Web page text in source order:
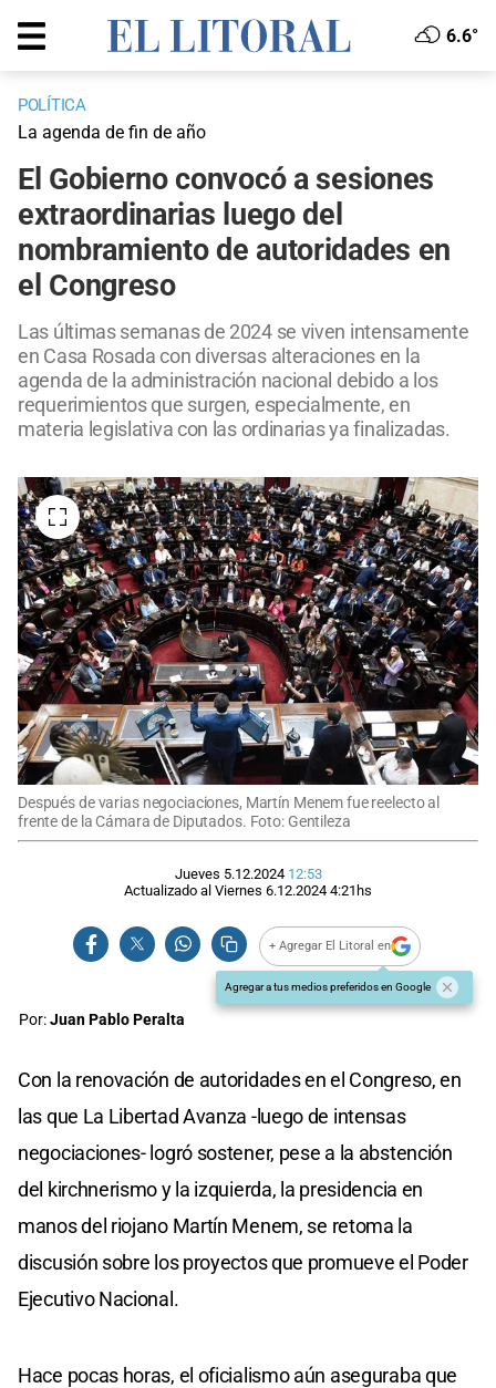
6.6°
POLÍTICA
La agenda de fin de año
El Gobierno convocó a sesiones
extraordinarias luego del
nombramiento de autoridades en
el Congreso
Las últimas semanas de 2024 se viven intensamente
en Casa Rosada con diversas alteraciones en la
agenda de la administración nacional debido a los
requerimientos que surgen, especialmente, en
materia legislativa con las ordinarias ya finalizadas.
Después de varias negociaciones, Martín Menem fue reelecto al
frente de la Cámara de Diputados. Foto: Gentileza
Jueves 5.12.2024 12:53
Actualizado al Viernes 6.12.2024 4:21hs
+ Agregar El Litoral en
Agregar a tus medios preferidos en Google
Por:Juan Pablo Peralta
Con la renovación de autoridades en el Congreso, en
las que La Libertad Avanza -luego de intensas
negociaciones- logró sostener, pese a la abstención
del kirchnerismo y la izquierda, la presidencia en
manos del riojano Martín Menem, se retoma la
discusión sobre los proyectos que promueve el Poder
Ejecutivo Nacional.
Hace pocas horas, el oficialismo aún aseguraba que